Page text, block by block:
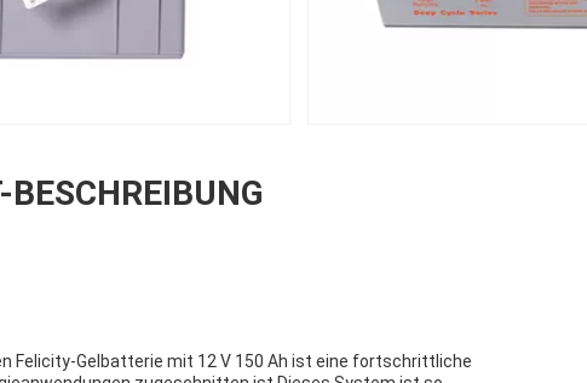
BESCHREIBUNG
Felicity-Gelbatterie mit 12 V 150 Ah ist eine fortschrittliche